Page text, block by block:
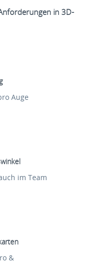
in 3D-
Auge
im Team
&